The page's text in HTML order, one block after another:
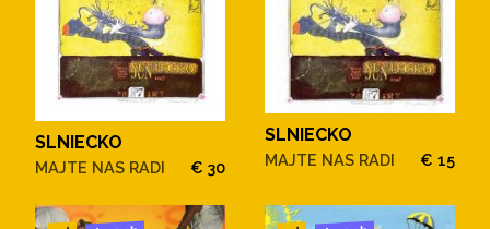
SLNIECKO
MAJTE NAS RADI € 30
SLNIECKO
MAJTE NAS RADI € 15